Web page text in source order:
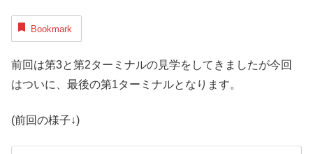
Bookmark
前回は第3と第2ターミナルの見学をしてきましたが今回
はついに、最後の第1ターミナルとなります。
(前回の様子↓)